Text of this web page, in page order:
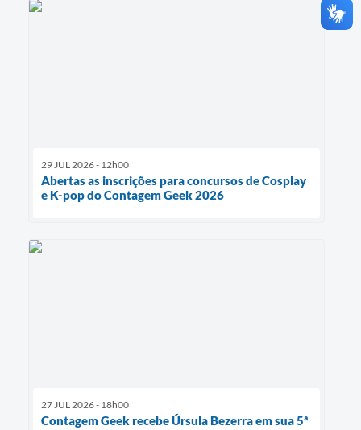
29 JUL 2026 - 12h00
Abertas as inscrições para concursos de Cosplay
e K-pop do Contagem Geek 2026
27 JUL 2026 - 18h00
Contagem Geek recebe Úrsula Bezerra em sua 5ª